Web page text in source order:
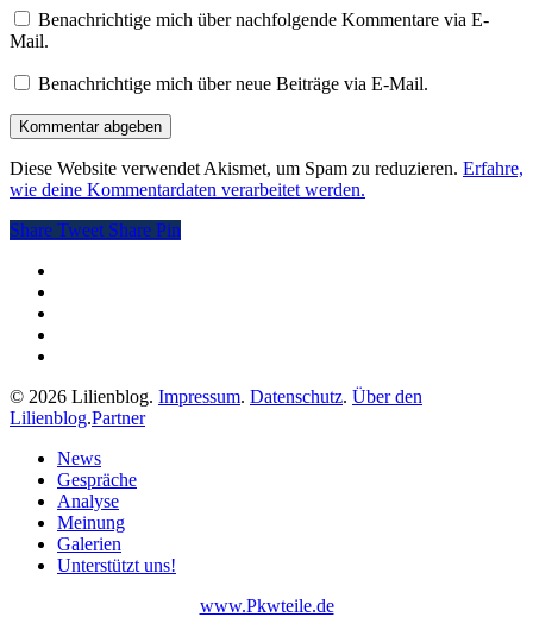
Benachrichtige mich über nachfolgende Kommentare via E-
Mail.
Benachrichtige mich über neue Beiträge via E-Mail.
Diese Website verwendet Akismet, um Spam zu reduzieren. Erfahre,
wie deine Kommentardaten verarbeitet werden.
Share Tweet Share Pin
© 2026 Lilienblog. Impressum. Datenschutz. Über den
Lilienblog.Partner
Close
Menu
News
Gespräche
Analyse
Meinung
Galerien
Unterstützt uns!
www.Pkwteile.de